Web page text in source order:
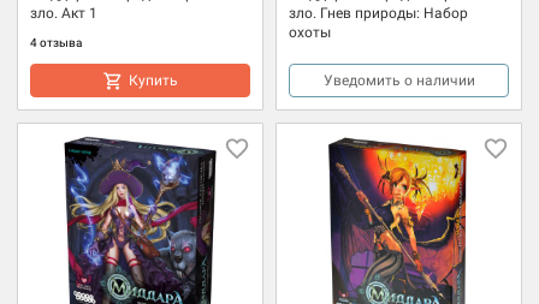
зло. Акт 1
4 отзыва
Купить
зло. Гнев природы: Набор
охоты
Уведомить о наличии